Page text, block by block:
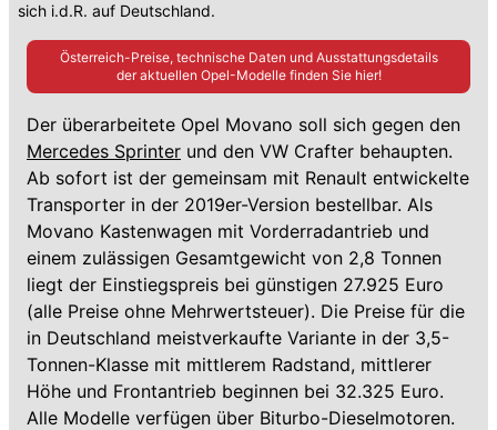
sich i.d.R. auf Deutschland.
Österreich-Preise, technische Daten und Ausstattungsdetails
der aktuellen Opel-Modelle finden Sie hier!
Der überarbeitete Opel Movano soll sich gegen den
Mercedes Sprinter und den VW Crafter behaupten.
Ab sofort ist der gemeinsam mit Renault entwickelte
Transporter in der 2019er-Version bestellbar. Als
Movano Kastenwagen mit Vorderradantrieb und
einem zulässigen Gesamtgewicht von 2,8 Tonnen
liegt der Einstiegspreis bei günstigen 27.925 Euro
(alle Preise ohne Mehrwertsteuer). Die Preise für die
in Deutschland meistverkaufte Variante in der 3,5-
Tonnen-Klasse mit mittlerem Radstand, mittlerer
Höhe und Frontantrieb beginnen bei 32.325 Euro.
Alle Modelle verfügen über Biturbo-Dieselmotoren.